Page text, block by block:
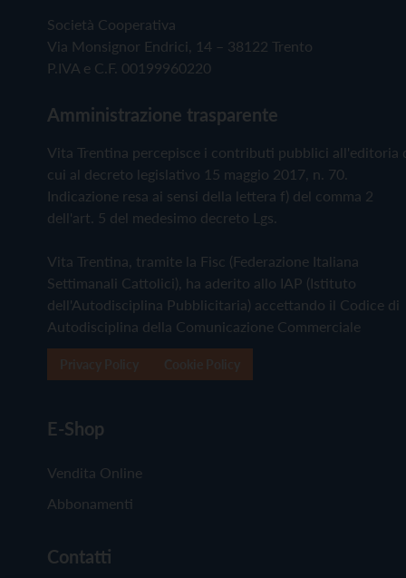
Società Cooperativa
Via Monsignor Endrici, 14 – 38122 Trento
P.IVA e C.F. 00199960220
Amministrazione trasparente
Vita Trentina percepisce i contributi pubblici all'editoria
cui al decreto legislativo 15 maggio 2017, n. 70.
Indicazione resa ai sensi della lettera f) del comma 2
dell'art. 5 del medesimo decreto Lgs.
Vita Trentina, tramite la Fisc (Federazione Italiana
Settimanali Cattolici), ha aderito allo IAP (Istituto
dell'Autodisciplina Pubblicitaria) accettando il Codice di
Autodisciplina della Comunicazione Commerciale
E-Shop
Vendita Online
Abbonamenti
Contatti